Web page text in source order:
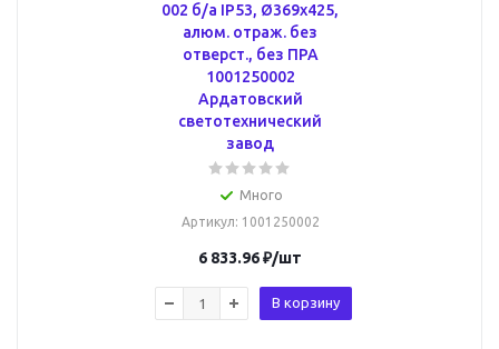
002 б/а IP53, Ø369х425,
алюм. отраж. без
отверст., без ПРА
1001250002
Ардатовский
светотехнический
завод
Много
Артикул: 1001250002
6 833.96₽/шт
В корзину